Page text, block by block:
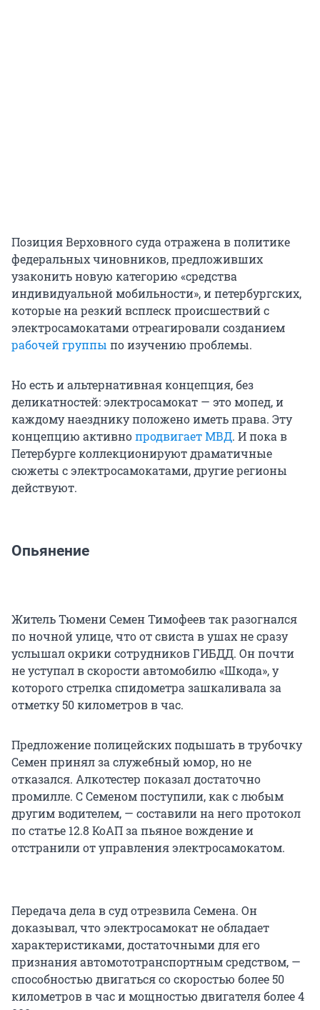
Позиция Верховного суда отражена в политике
федеральных чиновников, предложивших
узаконить новую категорию «средства
индивидуальной мобильности», и петербургских,
которые на резкий всплеск происшествий с
электросамокатами отреагировали созданием
рабочей группы по изучению проблемы.
Но есть и альтернативная концепция, без
деликатностей: электросамокат — это мопед, и
каждому наезднику положено иметь права. Эту
концепцию активнопродвигает МВД. И пока в
Петербурге коллекционируют драматичные
сюжеты с электросамокатами, другие регионы
действуют.
Опьянение
Житель Тюмени Семен Тимофеев так разогнался
по ночной улице, что от свиста в ушах не сразу
услышал окрики сотрудников ГИБДД. Он почти
не уступал в скорости автомобилю «Шкода», у
которого стрелка спидометра зашкаливала за
отметку 50 километров в час.
Предложение полицейских подышать в трубочку
Семен принял за служебный юмор, но не
отказался. Алкотестер показал достаточно
промилле. С Семеном поступили, как с любым
другим водителем, — составили на него протокол
по статье 12.8 КоАП за пьяное вождение и
отстранили от управления электросамокатом.
Передача дела в суд отрезвила Семена. Он
доказывал, что электросамокат не обладает
характеристиками, достаточными для его
признания автомототранспортным средством, —
способностью двигаться со скоростью более 50
километров в час и мощностью двигателя более 4